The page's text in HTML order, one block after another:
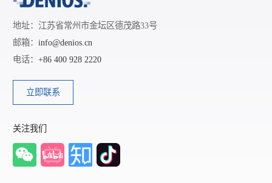
地址：江苏省常州市金坛区德茂路33号
邮箱： info@denios.cn
电话： +86 400 928 2220
立即联系
关注我们